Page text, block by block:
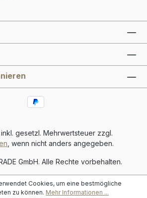
gesetzl. Mehrwertsteuer zzgl.
, wenn nicht anders angegeben.
GmbH. Alle Rechte vorbehalten.
Cookies, um eine bestmögliche
zu können. Mehr Informationen ...